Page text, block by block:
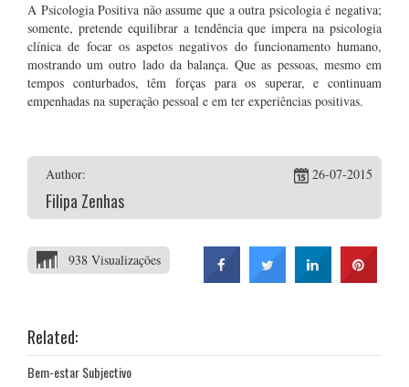
A Psicologia Positiva não assume que a outra psicologia é negativa;
somente, pretende equilibrar a tendência que impera na psicologia
clínica de focar os aspetos negativos do funcionamento humano,
mostrando um outro lado da balança. Que as pessoas, mesmo em
tempos conturbados, têm forças para os superar, e continuam
empenhadas na superação pessoal e em ter experiências positivas.
Author:
Filipa Zenhas
26-07-2015
938 Visualizações
Related:
Bem-estar Subjectivo